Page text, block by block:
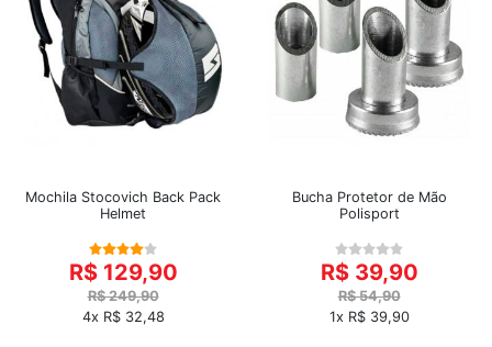
Mochila Stocovich Back Pack
Helmet
R$ 129,90
R$ 249,90
4x R$ 32,48
Bucha Protetor de Mão
Polisport
R$ 39,90
R$ 54,90
1x R$ 39,90